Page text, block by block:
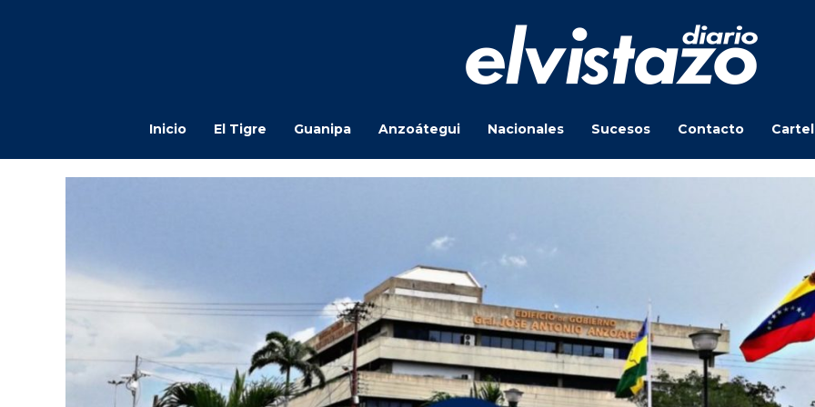
Inicio El Tigre Guanipa Anzoátegui Nacionales Sucesos Contacto